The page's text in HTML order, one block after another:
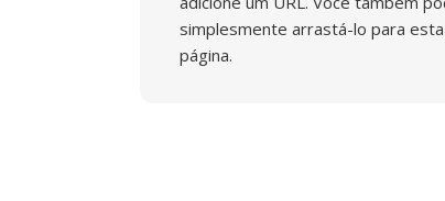
simplesmente arrastá-lo para esta
página.